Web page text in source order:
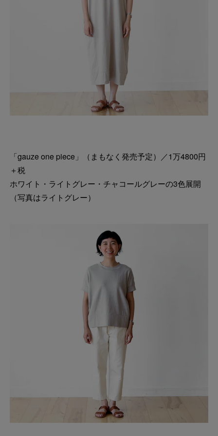
「gauze one piece」（まもなく発売予定）／1万4800円
＋税
ホワイト・ライトグレー・チャコールグレーの3色展開
（写真はライトグレー）